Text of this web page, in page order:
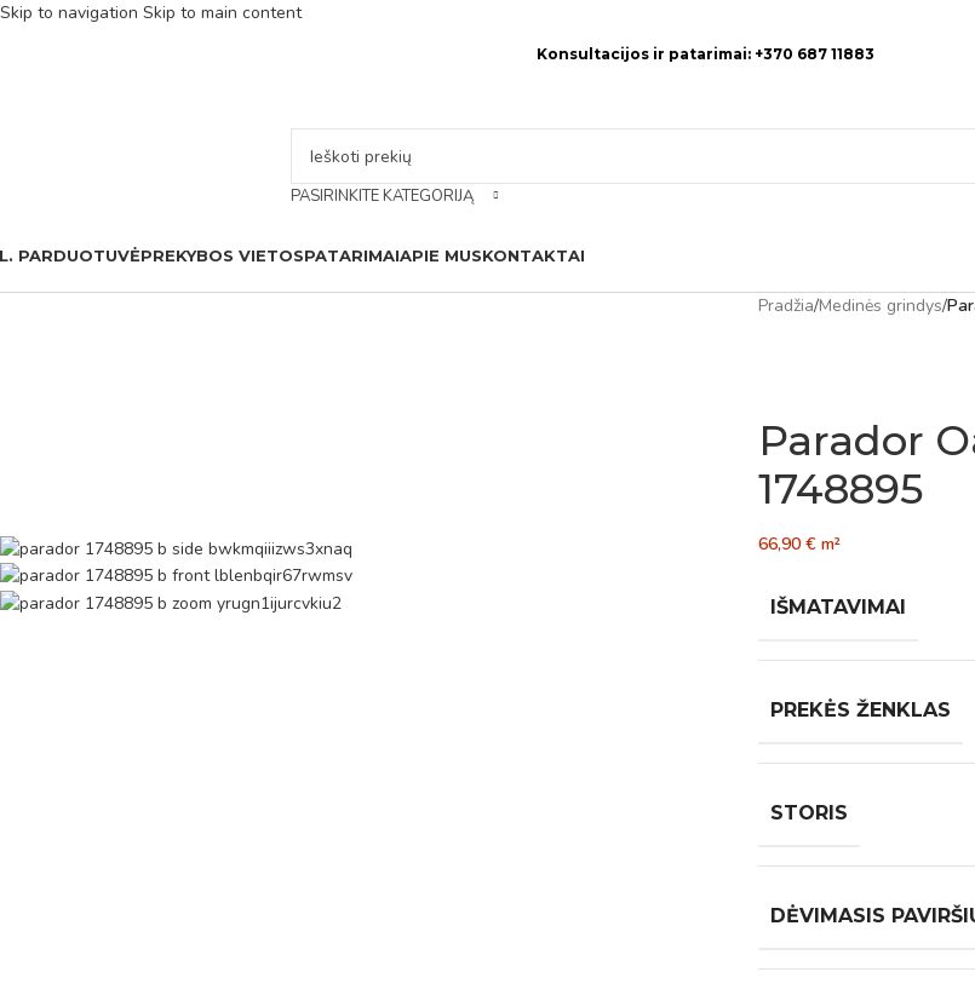
Skip to navigation Skip to main content
Konsultacijos ir patarimai: +370 687 11883
PASIRINKITE KATEGORIJĄ
PARDUOTUVĖPREKYBOS VIETOSPATARIMAIAPIE MUSKONTAKTAI
Pradžia/Medinės grindys/
Parador
1748895
66,90 € m²
IŠMATAVIMAI
PREKĖS ŽENKLAS
STORIS
DĖVIMASIS